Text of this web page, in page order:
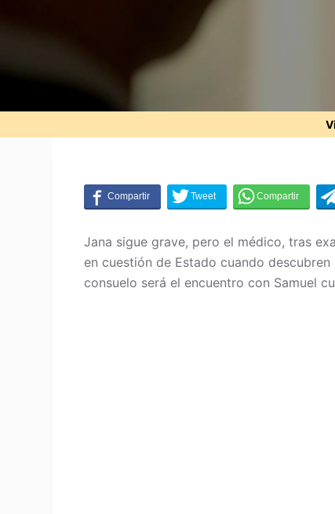
Jana sigue grave, pero el médico, tras
en cuestión de Estado cuando
consuelo será el encuentro con Samuel